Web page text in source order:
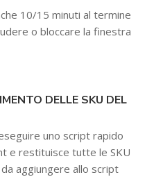
10/15 minuti al termine
o bloccare la finestra
DELLE SKU DEL
uno script rapido
e restituisce tutte le SKU
aggiungere allo script